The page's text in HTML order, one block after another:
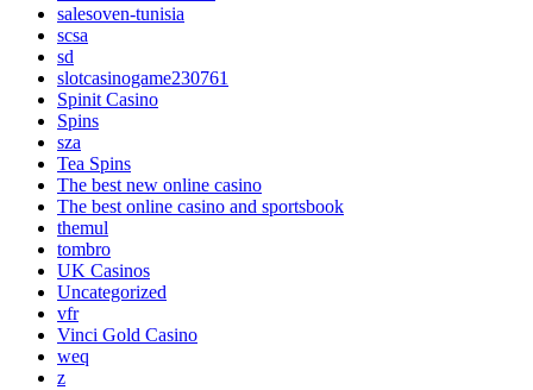
salesoven-tunisia
scsa
sd
slotcasinogame230761
Spinit Casino
Spins
sza
Tea Spins
The best new online casino
The best online casino and sportsbook
themul
tombro
UK Casinos
Uncategorized
vfr
Vinci Gold Casino
weq
z